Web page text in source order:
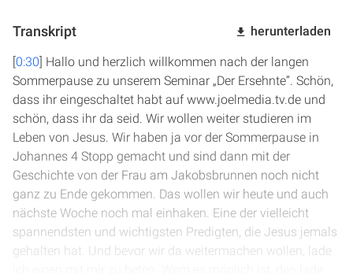
Transkript herunterladen
[0:30] Hallo und herzlich willkommen nach der langen
Sommerpause zu unserem Seminar „Der Ersehnte“. Schön,
dass ihr eingeschaltet habt auf www.joelmedia.tv.de und
schön, dass ihr da seid. Wir wollen weiter studieren im
Leben von Jesus. Wir haben ja vor der Sommerpause in
Johannes 4 Stopp gemacht und sind dann mit der
Geschichte von der Frau am Jakobsbrunnen noch nicht
ganz zu Ende gekommen. Das wollen wir heute und auch
nächste Woche noch mal einhaken. Eine der vielleicht
spannendsten und wichtigsten Predigten, die Jesus jemals
gehalten hat. Und bevor wir da weitermachen wollen, lade